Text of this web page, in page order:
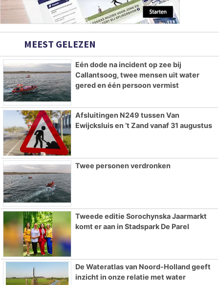
MEEST GELEZEN
Eén dode na incident op zee bij
Callantsoog, twee mensen uit water
gered en één persoon vermist
Afsluitingen N249 tussen Van
Ewijcksluis en ’t Zand vanaf 31 augustus
Twee personen verdronken
Tweede editie Sorochynska Jaarmarkt
komt er aan in Stadspark De Parel
De Wateratlas van Noord-Holland geeft
inzicht in onze relatie met water